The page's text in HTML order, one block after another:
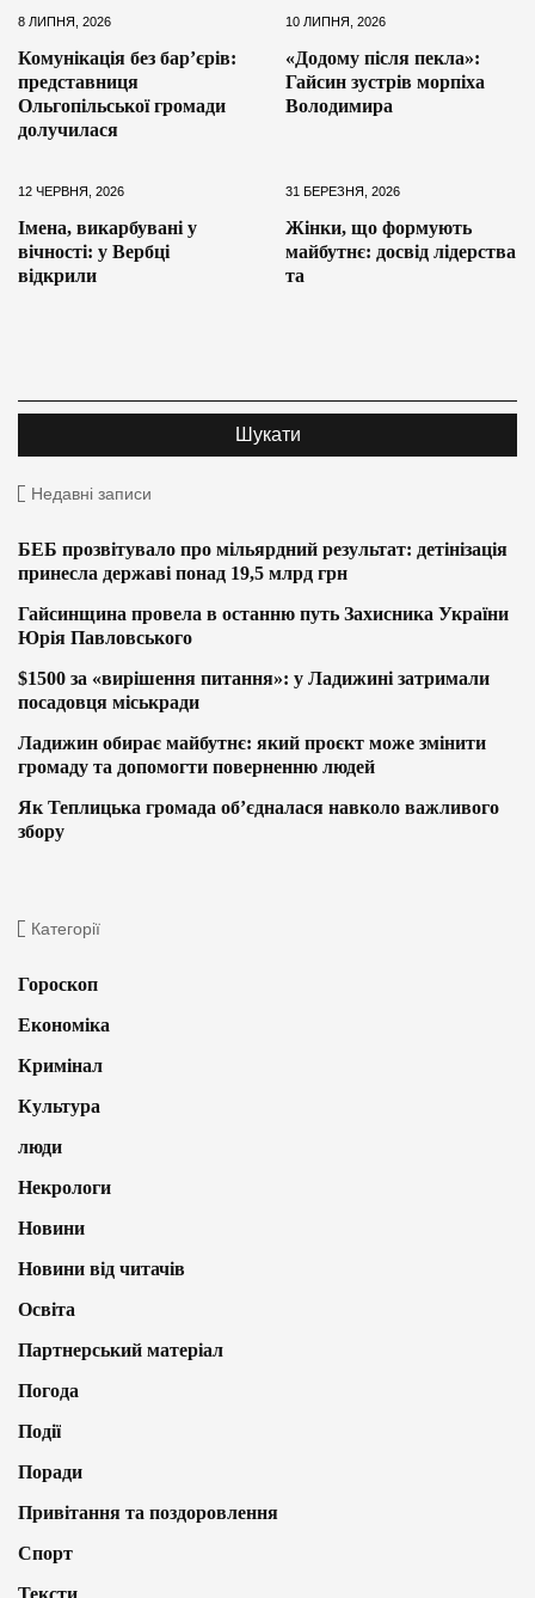
8 ЛИПНЯ, 2026
Комунікація без бар’єрів:
представниця
Ольгопільської громади
долучилася
10 ЛИПНЯ, 2026
«Додому після пекла»:
Гайсин зустрів морпіха
Володимира
12 ЧЕРВНЯ, 2026
Імена, викарбувані у
вічності: у Вербці
відкрили
31 БЕРЕЗНЯ, 2026
Жінки, що формують
майбутнє: досвід лідерства
та
Недавні записи
БЕБ прозвітувало про мільярдний результат: детінізація
принесла державі понад 19,5 млрд грн
Гайсинщина провела в останню путь Захисника України
Юрія Павловського
$1500 за «вирішення питання»: у Ладижині затримали
посадовця міськради
Ладижин обирає майбутнє: який проєкт може змінити
громаду та допомогти поверненню людей
Як Теплицька громада об’єдналася навколо важливого
збору
Категорії
Гороскоп
Економіка
Кримінал
Культура
люди
Некрологи
Новини
Новини від читачів
Освіта
Партнерський матеріал
Погода
Події
Поради
Привітання та поздоровлення
Спорт